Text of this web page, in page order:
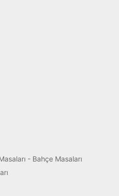
- Bahçe Masaları